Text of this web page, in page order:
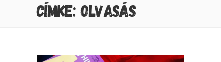
CÍMKE: OLVASÁS